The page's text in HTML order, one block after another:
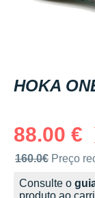
HOKA
88.00 €
Preço de venda
160.0€ Preço
Consulte o
produto ao